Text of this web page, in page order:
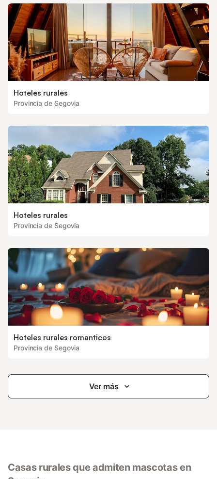
Hoteles rurales
Provincia de Segovia
Hoteles rurales
Provincia de Segovia
Hoteles rurales romanticos
Provincia de Segovia
Ver más
Casas rurales que admiten mascotas en